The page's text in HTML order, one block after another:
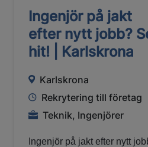
kandidater till framtida
hos våra kunder i Karlskrona.
Ingenjör på jakt
efter nytt jobb?
hit! | Karlskrona
Karlskrona
Rekrytering till företag
Teknik, Ingenjörer
Ingenjör på jakt efter nytt